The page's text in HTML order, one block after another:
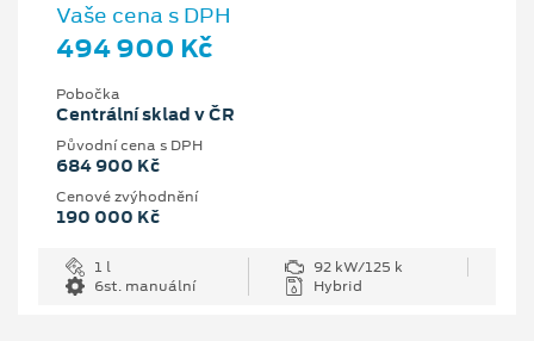
Vaše cena s DPH
494 900 Kč
Pobočka
Centrální sklad v ČR
Původní cena s DPH
684 900 Kč
Cenové zvýhodnění
190 000 Kč
1 l
92 kW/125 k
6st. manuální
Hybrid